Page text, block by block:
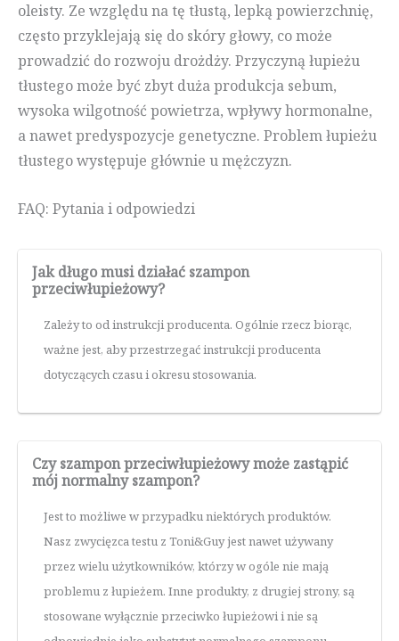
oleisty. Ze względu na tę tłustą, lepką powierzchnię,
często przyklejają się do skóry głowy, co może
prowadzić do rozwoju drożdży. Przyczyną łupieżu
tłustego może być zbyt duża produkcja sebum,
wysoka wilgotność powietrza, wpływy hormonalne,
a nawet predyspozycje genetyczne. Problem łupieżu
tłustego występuje głównie u mężczyzn.
FAQ: Pytania i odpowiedzi
Jak długo musi działać szampon
przeciwłupieżowy?
Zależy to od instrukcji producenta. Ogólnie rzecz biorąc,
ważne jest, aby przestrzegać instrukcji producenta
dotyczących czasu i okresu stosowania.
Czy szampon przeciwłupieżowy może zastąpić
mój normalny szampon?
Jest to możliwe w przypadku niektórych produktów.
Nasz zwycięzca testu z Toni&Guy jest nawet używany
przez wielu użytkowników, którzy w ogóle nie mają
problemu z łupieżem. Inne produkty, z drugiej strony, są
stosowane wyłącznie przeciwko łupieżowi i nie są